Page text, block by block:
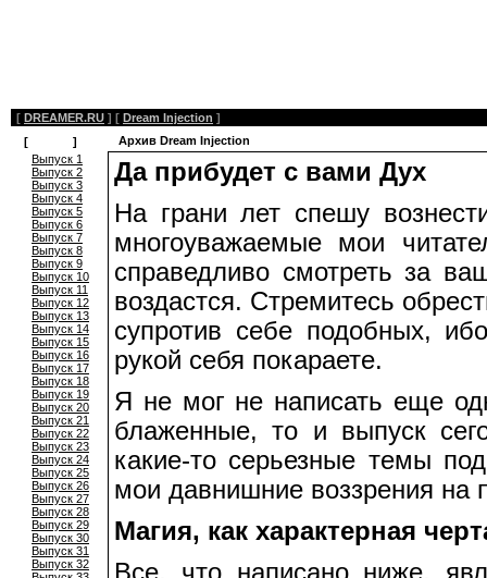
[ DREAMER.RU ] [ Dream Injection ]
[
]
Выпуск 1
Выпуск 2
Выпуск 3
Выпуск 4
Выпуск 5
Выпуск 6
Выпуск 7
Выпуск 8
Выпуск 9
Выпуск 10
Выпуск 11
Выпуск 12
Выпуск 13
Выпуск 14
Выпуск 15
Выпуск 16
Выпуск 17
Выпуск 18
Выпуск 19
Выпуск 20
Выпуск 21
Выпуск 22
Выпуск 23
Выпуск 24
Выпуск 25
Выпуск 26
Выпуск 27
Выпуск 28
Выпуск 29
Выпуск 30
Выпуск 31
Выпуск 32
Архив Dream Injection
Да прибудет с вами Дух
На грани лет спешу
многоуважаемые мои
справедливо смотреть за
воздастся. Стремитесь
супротив себе подобных,
рукой себя покараете.
Я не мог не написать еще
блаженные, то и выпуск
какие-то серьезные темы
мои давнишние воззрения на
Магия, как характерная